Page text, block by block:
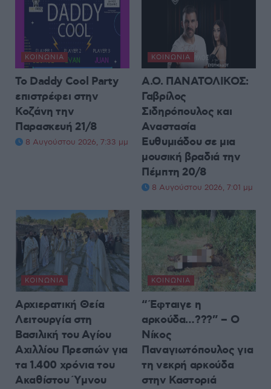
ΚΟΙΝΩΝΊΑ
Το Daddy Cool Party
επιστρέφει στην
Κοζάνη την
Παρασκευή 21/8
8 Αυγούστου 2026, 7:33 μμ
ΚΟΙΝΩΝΊΑ
Α.Ο. ΠΑΝΑΤΟΛΙΚΟΣ:
Γαβρίλος
Σιδηρόπουλος και
Αναστασία
Ευθυμιάδου σε μια
μουσική βραδιά την
Πέμπτη 20/8
8 Αυγούστου 2026, 7:01 μμ
ΚΟΙΝΩΝΊΑ
Αρχιερατική Θεία
Λειτουργία στη
Βασιλική του Αγίου
Αχιλλίου Πρεσπών για
τα 1.400 χρόνια του
Ακαθίστου Ύμνου
ΚΟΙΝΩΝΊΑ
“Έφταιγε η
αρκούδα…???” – Ο
Νίκος
Παναγιωτόπουλος για
τη νεκρή αρκούδα
στην Καστοριά